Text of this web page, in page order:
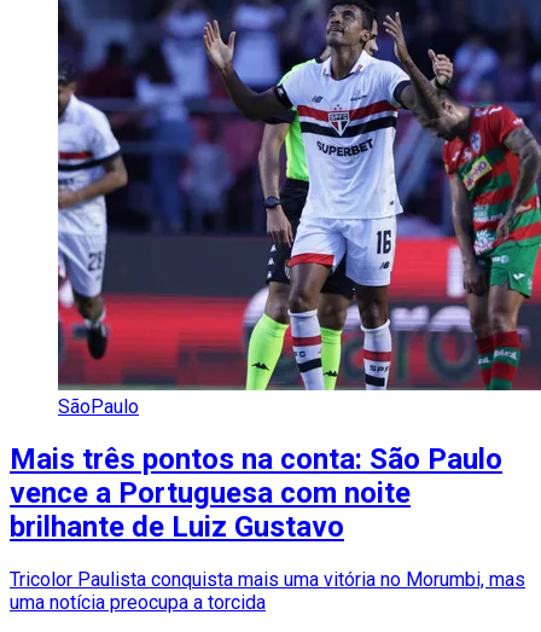
SãoPaulo
Mais três pontos na conta: São Paulo
vence a Portuguesa com noite
brilhante de Luiz Gustavo
Tricolor Paulista conquista mais uma vitória no Morumbi, mas
uma notícia preocupa a torcida